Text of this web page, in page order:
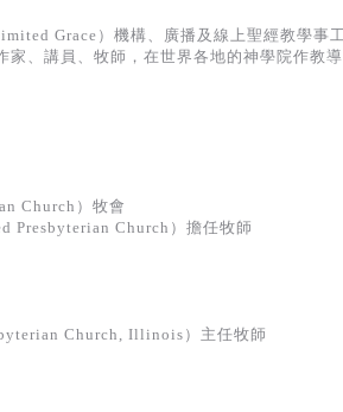
Grace）機構、廣播及線上聖經教學事
、講員、牧師，在世界各地的神學院作教導
Church）牧會
Presbyterian Church）擔任牧師
Church, Illinois）主任牧師